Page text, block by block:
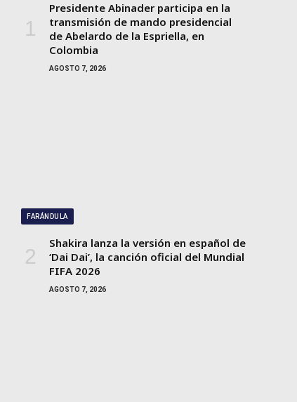
Presidente Abinader participa en la
transmisión de mando presidencial
de Abelardo de la Espriella, en
Colombia
AGOSTO 7, 2026
FARÁNDULA
Shakira lanza la versión en español de
‘Dai Dai’, la canción oficial del Mundial
FIFA 2026
AGOSTO 7, 2026